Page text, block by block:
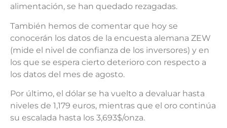
alimentación, se han quedado rezagadas.
También hemos de comentar que hoy se
conocerán los datos de la encuesta alemana ZEW
(mide el nivel de confianza de los inversores) y en
los que se espera cierto deterioro con respecto a
los datos del mes de agosto.
Por último, el dólar se ha vuelto a devaluar hasta
niveles de 1,179 euros, mientras que el oro continúa
su escalada hasta los 3,693$/onza.